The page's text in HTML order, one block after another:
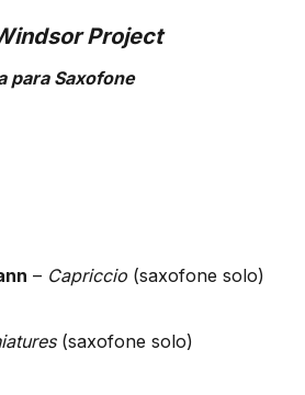
Project
para Saxofone
– Capriccio (saxofone solo)
(saxofone solo)